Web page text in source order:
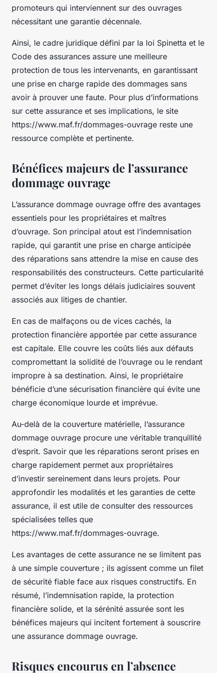
promoteurs qui interviennent sur des ouvrages
nécessitant une garantie décennale.
Ainsi, le cadre juridique défini par la loi Spinetta et le
Code des assurances assure une meilleure
protection de tous les intervenants, en garantissant
une prise en charge rapide des dommages sans
avoir à prouver une faute. Pour plus d’informations
sur cette assurance et ses implications, le site
https://www.maf.fr/dommages-ouvrage reste une
ressource complète et pertinente.
Bénéfices majeurs de l’assurance
dommage ouvrage
L’assurance dommage ouvrage offre des avantages
essentiels pour les propriétaires et maîtres
d’ouvrage. Son principal atout est l’indemnisation
rapide, qui garantit une prise en charge anticipée
des réparations sans attendre la mise en cause des
responsabilités des constructeurs. Cette particularité
permet d’éviter les longs délais judiciaires souvent
associés aux litiges de chantier.
En cas de malfaçons ou de vices cachés, la
protection financière apportée par cette assurance
est capitale. Elle couvre les coûts liés aux défauts
compromettant la solidité de l’ouvrage ou le rendant
impropre à sa destination. Ainsi, le propriétaire
bénéficie d’une sécurisation financière qui évite une
charge économique lourde et imprévue.
Au-delà de la couverture matérielle, l’assurance
dommage ouvrage procure une véritable tranquillité
d’esprit. Savoir que les réparations seront prises en
charge rapidement permet aux propriétaires
d’investir sereinement dans leurs projets. Pour
approfondir les modalités et les garanties de cette
assurance, il est utile de consulter des ressources
spécialisées telles que
https://www.maf.fr/dommages-ouvrage.
Les avantages de cette assurance ne se limitent pas
à une simple couverture ; ils agissent comme un filet
de sécurité fiable face aux risques constructifs. En
résumé, l’indemnisation rapide, la protection
financière solide, et la sérénité assurée sont les
bénéfices majeurs qui incitent fortement à souscrire
une assurance dommage ouvrage.
Risques encourus en l’absence